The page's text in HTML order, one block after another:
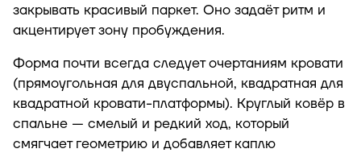
закрывать красивый паркет. Оно задаёт ритм и
акцентирует зону пробуждения.
Форма почти всегда следует очертаниям кровати
(прямоугольная для двуспальной, квадратная для
квадратной кровати-платформы). Круглый ковёр в
спальне — смелый и редкий ход, который
смягчает геометрию и добавляет каплю